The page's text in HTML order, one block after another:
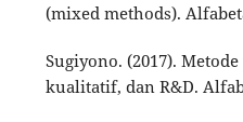
(mixed methods).
Sugiyono. (2017).
kualitatif, dan R&D.